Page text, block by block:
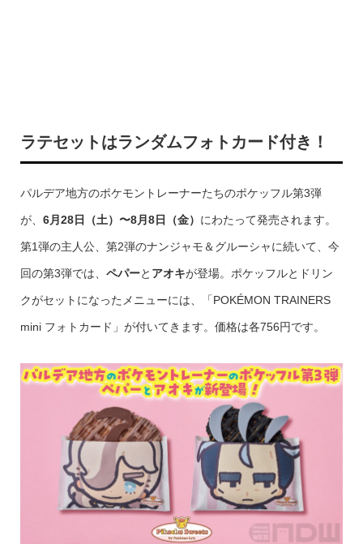
ラテセットはランダムフォトカード付き！
パルデア地方のポケモントレーナーたちのポケッフル第3弾
が、 6月28日（土）〜8月8日（金） にわたって発売されます。
第1弾の主人公、第2弾のナンジャモ＆グルーシャに続いて、今
回の第3弾では、 ペパーと アオキが登場。ポケッフルとドリン
クがセットになったメニューには、「POKÉMON TRAINERS
mini フォトカード」が付いてきます。価格は各756円です。